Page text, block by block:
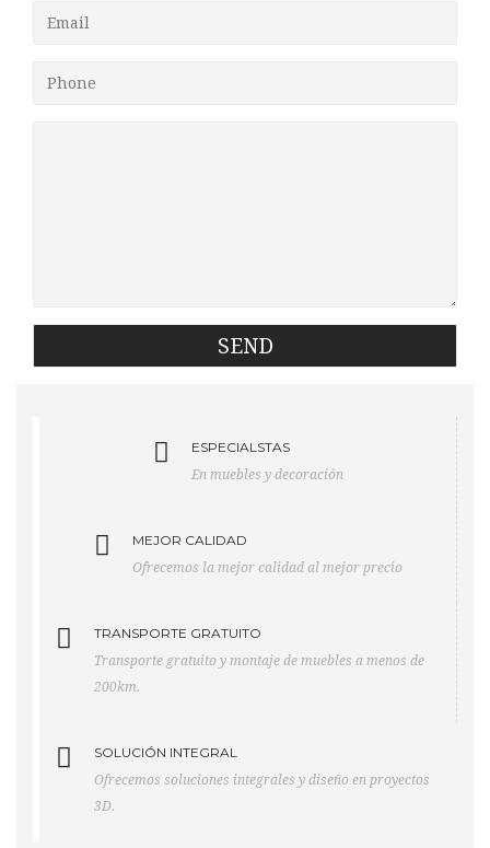
Phone
ESPECIALSTAS
En muebles y decoración
MEJOR CALIDAD
Ofrecemos la mejor calidad al mejor precio
TRANSPORTE GRATUITO
Transporte gratuito y montaje de muebles a menos de
200km.
SOLUCIÓN INTEGRAL
Ofrecemos soluciones integrales y diseño en proyectos
3D.